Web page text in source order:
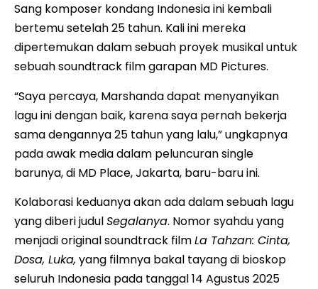
Sang komposer kondang Indonesia ini kembali
bertemu setelah 25 tahun. Kali ini mereka
dipertemukan dalam sebuah proyek musikal untuk
sebuah soundtrack film garapan MD Pictures.
“Saya percaya, Marshanda dapat menyanyikan
lagu ini dengan baik, karena saya pernah bekerja
sama dengannya 25 tahun yang lalu,” ungkapnya
pada awak media dalam peluncuran single
barunya, di MD Place, Jakarta, baru-baru ini.
Kolaborasi keduanya akan ada dalam sebuah lagu
yang diberi judulSegalanya. Nomor syahdu yang
menjadi original soundtrack filmLa Tahzan: Cinta,
Dosa, Luka, yang filmnya bakal tayang di bioskop
seluruh Indonesia pada tanggal 14 Agustus 2025